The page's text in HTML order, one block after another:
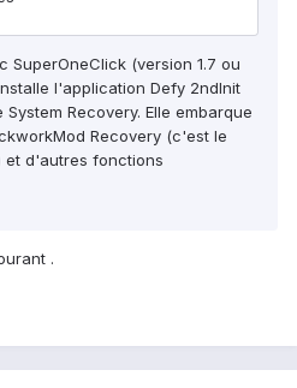
SuperOneClick (version 1.7 ou
l'application Defy 2ndInit
Recovery. Elle embarque
Recovery (c'est le
et d'autres fonctions
.